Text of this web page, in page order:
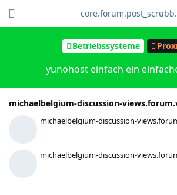
Betriebssysteme
yunohost einfach ein
michaelbelgium-discussion-
michaelbelgium-discussion-
michaelbelgium-discussion-